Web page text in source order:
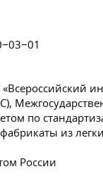
по
из
России